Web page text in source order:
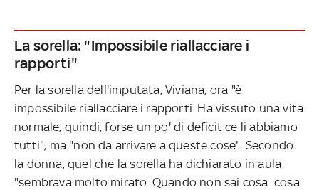
La sorella: "Impossibile riallacciare i
rapporti"
Per la sorella dell'imputata, Viviana, ora "è
impossibile riallacciare i rapporti. Ha vissuto una vita
normale, quindi, forse un po' di deficit ce li abbiamo
tutti", ma "non da arrivare a queste cose". Secondo
la donna, quel che la sorella ha dichiarato in aula
"sembrava molto mirato. Quando non sai cosa cosa